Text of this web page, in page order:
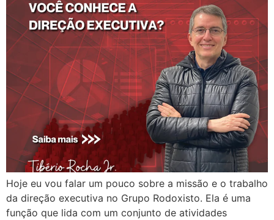
Hoje eu vou falar um pouco sobre a missão e o trabalho
da direção executiva no Grupo Rodoxisto. Ela é uma
função que lida com um conjunto de atividades